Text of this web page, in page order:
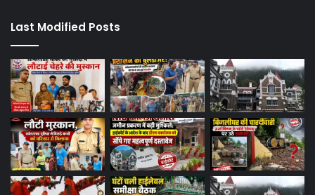
Last Modified Posts